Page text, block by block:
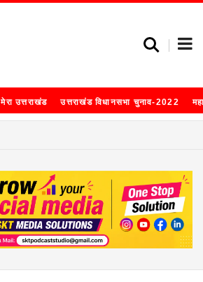
मेरा उत्तराखंड उत्तराखंड विधानसभा चुनाव-2022